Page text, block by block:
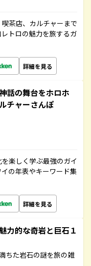
茶店、カルチャーまで
トロの魅力を旅するガ
詳細を見る
話の舞台をホロホ
チャーさんぽ
楽しく学ぶ最強のガイ
の年表やキーワード集
詳細を見る
的な奇岩と巨石１
ちた岩石の謎を旅の雑